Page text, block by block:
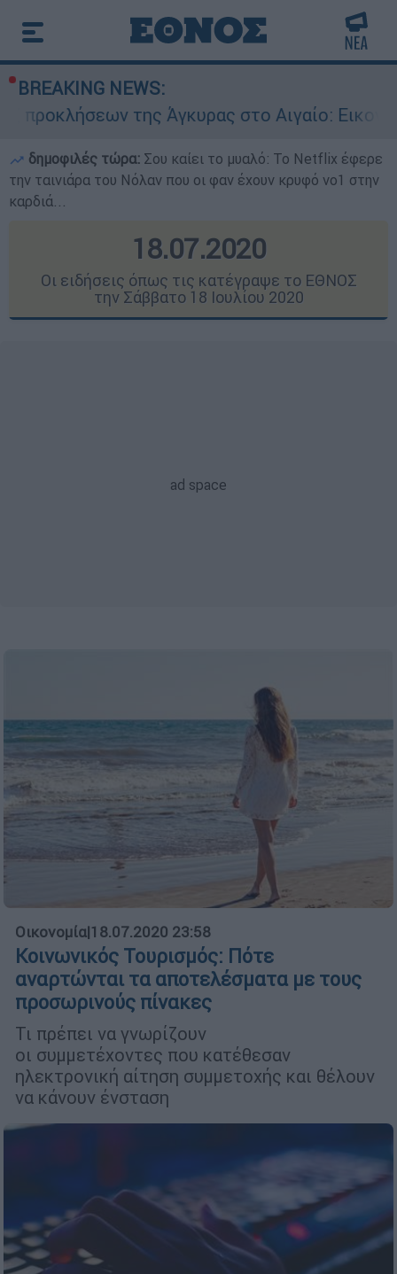
BREAKING NEWS:
Άγκυρας στο Αιγαίο: Εικονική αερομαχία
δημοφιλές τώρα: Σου καίει το μυαλό: Το Netflix έφερε
την ταινιάρα του Νόλαν που οι φαν έχουν κρυφό νο1 στην
καρδιά...
18.07.2020
Οι ειδήσεις όπως τις κατέγραψε το ΕΘΝΟΣ
την Σάββατο 18 Ιουλίου 2020
Οικονομία|18.07.2020 23:58
Κοινωνικός Τουρισμός: Πότε
αναρτώνται τα αποτελέσματα με τους
προσωρινούς πίνακες
Τι πρέπει να γνωρίζουν
οι συμμετέχοντες που κατέθεσαν
ηλεκτρονική αίτηση συμμετοχής και θέλουν
να κάνουν ένσταση